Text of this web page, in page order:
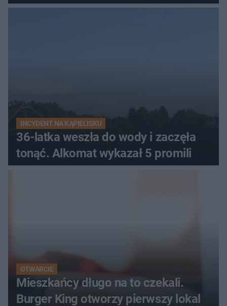
zaginiona Jowita Zielińska
INCYDENT NA KĄPIELISKU
36-latka weszła do wody i zaczęła
tonąć. Alkomat wykazał 5 promili
OTWARCIE
Mieszkańcy długo na to czekali.
Burger King otworzy pierwszy lokal